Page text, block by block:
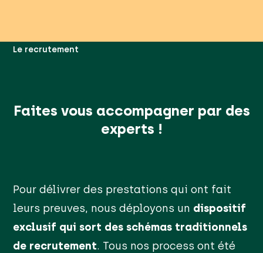
Le recrutement
Faites vous accompagner par des
experts !
Pour délivrer des prestations qui ont fait
leurs preuves, nous déployons un dispositif
exclusif qui sort des schémas traditionnels
de recrutement. Tous nos process ont été